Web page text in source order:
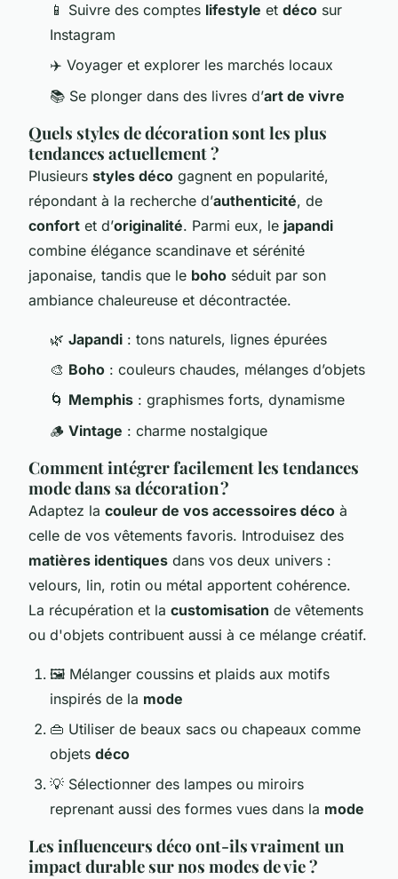
📱 Suivre des comptes lifestyle et déco sur
Instagram
✈️ Voyager et explorer les marchés locaux
📚 Se plonger dans des livres d’art de vivre
Quels styles de décoration sont les plus
tendances actuellement ?
Plusieurs styles déco gagnent en popularité,
répondant à la recherche d’authenticité, de
confort et d’originalité. Parmi eux, le japandi
combine élégance scandinave et sérénité
japonaise, tandis que le boho séduit par son
ambiance chaleureuse et décontractée.
🌿 Japandi : tons naturels, lignes épurées
🎨 Boho : couleurs chaudes, mélanges d’objets
🌀 Memphis : graphismes forts, dynamisme
🪵 Vintage : charme nostalgique
Comment intégrer facilement les tendances
mode dans sa décoration ?
Adaptez la couleur de vos accessoires déco à
celle de vos vêtements favoris. Introduisez des
matières identiques dans vos deux univers :
velours, lin, rotin ou métal apportent cohérence.
La récupération et la customisation de vêtements
ou d'objets contribuent aussi à ce mélange créatif.
🖼️ Mélanger coussins et plaids aux motifs
inspirés de la mode
👜 Utiliser de beaux sacs ou chapeaux comme
objets déco
💡 Sélectionner des lampes ou miroirs
reprenant aussi des formes vues dans la mode
Les influenceurs déco ont-ils vraiment un
impact durable sur nos modes de vie ?